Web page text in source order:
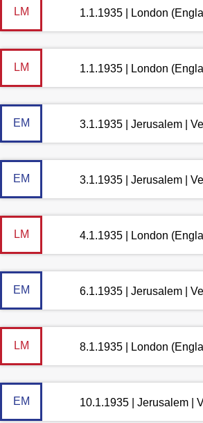
LM 1.1.1935 | London
LM 1.1.1935 | London
EM 3.1.1935 | Jerusalem |
EM 3.1.1935 | Jerusalem |
LM 4.1.1935 | London
EM 6.1.1935 | Jerusalem |
LM 8.1.1935 | London
EM 10.1.1935 | Jerusalem |